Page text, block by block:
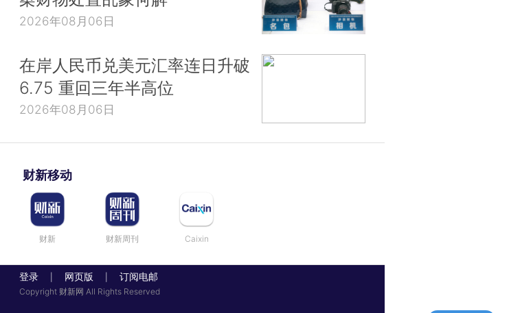
2026年08月06日
在岸人民币兑美元汇率连日升破
6.75 重回三年半高位
2026年08月06日
财新移动
财新 财新周刊 Caixin
登录 网页版 订阅电邮
Copyright 财新网 All Rights Reserved